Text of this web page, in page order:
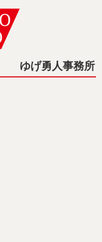
ゆげ勇人事務所